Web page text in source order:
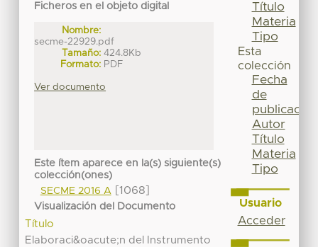
Ficheros en el objeto digital
Nombre:
secme-22929.pdf
Tamaño: 424.8Kb
Formato: PDF
Ver documento
Este ítem aparece en la(s) siguiente(s)
colección(ones)
SECME 2016 A[1068]
Visualización del Documento
Título
Elaboraci&oacute;n del Instrumento
Título
Materia
Tipo
Esta
colección
Fecha
de
publicación
Autor
Título
Materia
Tipo
Usuario
Acceder